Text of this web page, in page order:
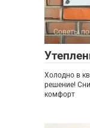
Советы
Холодно в
решение!
комфорт